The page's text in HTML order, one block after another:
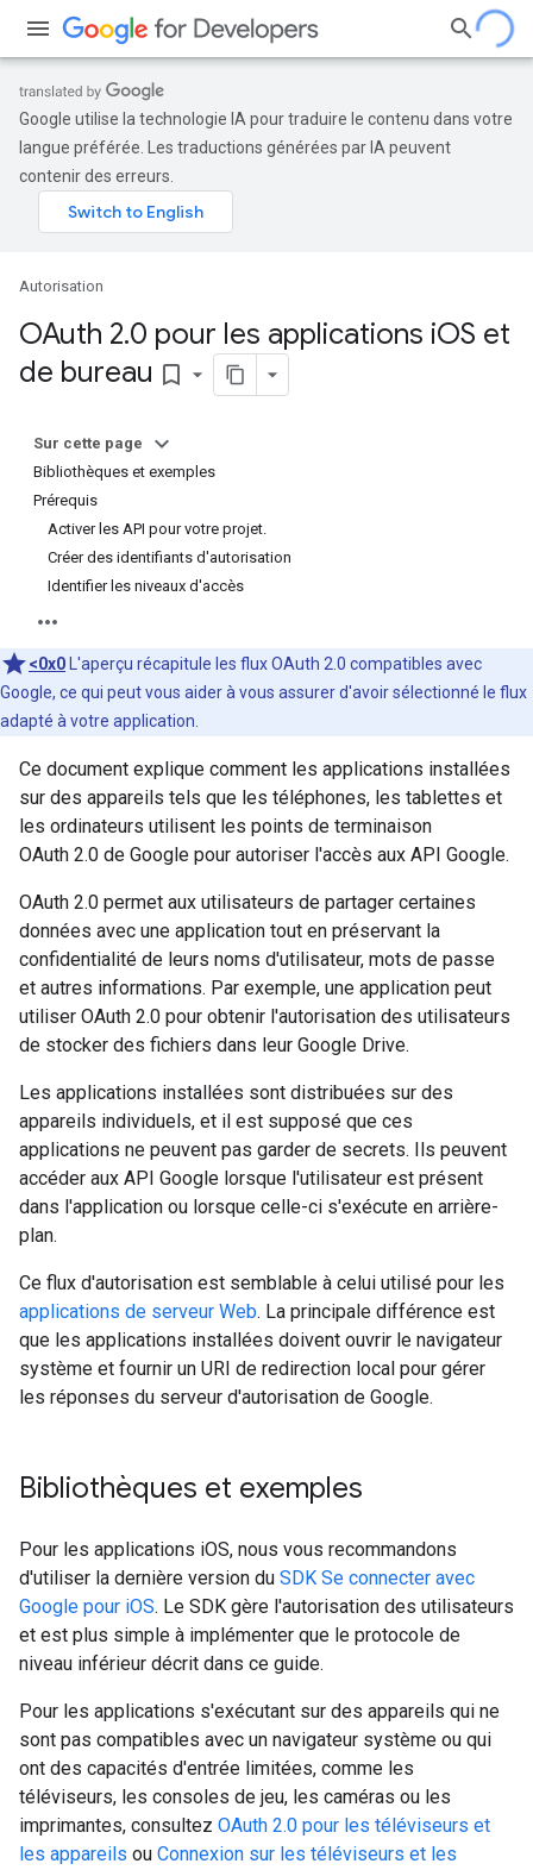
Google utilise la technologie IA pour traduire le contenu dans votre
langue préférée. Les traductions générées par IA peuvent
contenir des erreurs.
Autorisation
OAuth 2.0 pour les applications iOS et
de bureau bookmark_border
Sur cette page
Bibliothèques et exemples
Prérequis
Activer les API pour votre projet.
Créer des identifiants d'autorisation
Identifier les niveaux d'accès
<0x0 L'aperçu récapitule les flux OAuth 2.0 compatibles avec
Google, ce qui peut vous aider à vous assurer d'avoir sélectionné le flux
adapté à votre application.
Ce document explique comment les applications installées
sur des appareils tels que les téléphones, les tablettes et
les ordinateurs utilisent les points de terminaison
OAuth 2.0 de Google pour autoriser l'accès aux API Google.
OAuth 2.0 permet aux utilisateurs de partager certaines
données avec une application tout en préservant la
confidentialité de leurs noms d'utilisateur, mots de passe
et autres informations. Par exemple, une application peut
utiliser OAuth 2.0 pour obtenir l'autorisation des utilisateurs
de stocker des fichiers dans leur Google Drive.
Les applications installées sont distribuées sur des
appareils individuels, et il est supposé que ces
applications ne peuvent pas garder de secrets. Ils peuvent
accéder aux API Google lorsque l'utilisateur est présent
dans l'application ou lorsque celle-ci s'exécute en arrière-
plan.
Ce flux d'autorisation est semblable à celui utilisé pour les
applications de serveur Web. La principale différence est
que les applications installées doivent ouvrir le navigateur
système et fournir un URI de redirection local pour gérer
les réponses du serveur d'autorisation de Google.
Bibliothèques et exemples
Pour les applications iOS, nous vous recommandons
d'utiliser la dernière version du SDK Se connecter avec
Google pour iOS. Le SDK gère l'autorisation des utilisateurs
et est plus simple à implémenter que le protocole de
niveau inférieur décrit dans ce guide.
Pour les applications s'exécutant sur des appareils qui ne
sont pas compatibles avec un navigateur système ou qui
ont des capacités d'entrée limitées, comme les
téléviseurs, les consoles de jeu, les caméras ou les
imprimantes, consultez OAuth 2.0 pour les téléviseurs et
les appareils ou Connexion sur les téléviseurs et les